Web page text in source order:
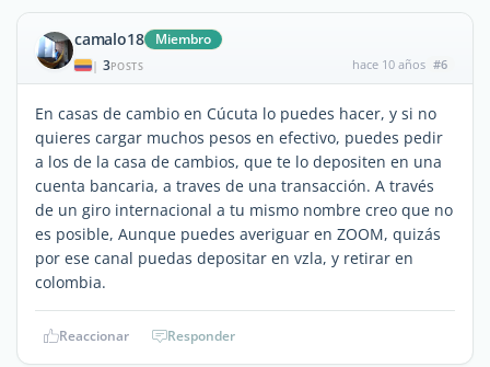
camalo18 Miembro
| 3POSTS hace 10 años #6
En casas de cambio en Cúcuta lo puedes hacer, y si no
quieres cargar muchos pesos en efectivo, puedes pedir
a los de la casa de cambios, que te lo depositen en una
cuenta bancaria, a traves de una transacción. A través
de un giro internacional a tu mismo nombre creo que no
es posible, Aunque puedes averiguar en ZOOM, quizás
por ese canal puedas depositar en vzla, y retirar en
colombia.
Reaccionar Responder